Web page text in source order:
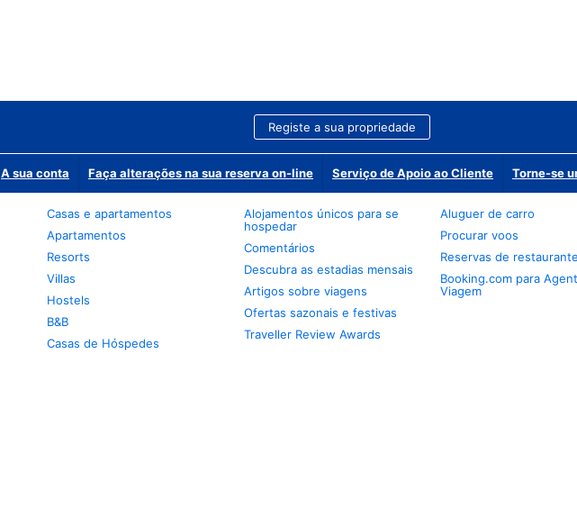
Registe a sua propriedade
A sua conta Faça alterações na sua reserva on-line Serviço de Apoio ao Cliente Torne-se
Casas e apartamentos
Apartamentos
Resorts
Villas
Hostels
B&B
Casas de Hóspedes
Alojamentos únicos para se
hospedar
Comentários
Descubra as estadias mensais
Artigos sobre viagens
Ofertas sazonais e festivas
Traveller Review Awards
Aluguer de carro
Procurar voos
Reservas de
Booking.com para
Viagem